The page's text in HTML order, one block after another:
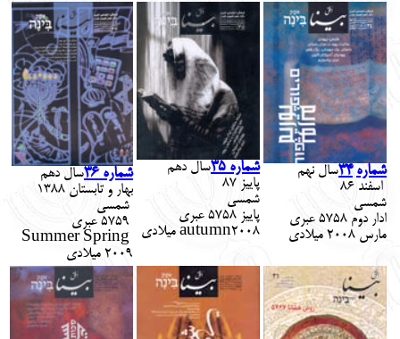
شماره 34سال نهم
اسفند
شمسي
ادار دوم 5758 عبري
مارس 2008 ميلادي
شماره 35
سال دهم
پاییز 87
شمسي
پاییز 5758 عبري
autumn2008 ميلادي
شماره 36
سال دهم
بهار و تابستان 1388
شمسي
Summer Spring
2009 ميلادي